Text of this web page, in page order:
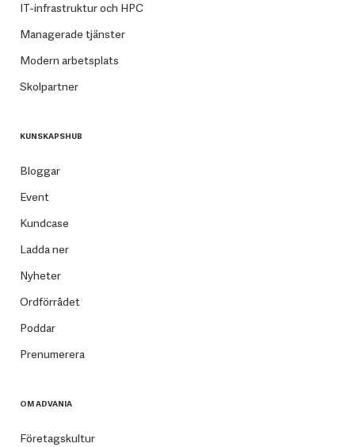
IT-infrastruktur och HPC
Managerade tjänster
Modern arbetsplats
Skolpartner
KUNSKAPSHUB
Bloggar
Event
Kundcase
Ladda ner
Nyheter
Ordförrådet
Poddar
Prenumerera
OM ADVANIA
Företagskultur